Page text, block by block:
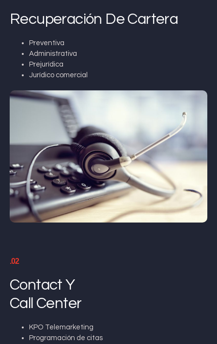
Recuperación De Cartera
Preventiva
Administrativa
Prejurídica
Jurídico comercial
.02
Contact Y
Call Center
KPO Telemarketing
Programación de citas